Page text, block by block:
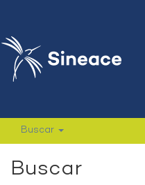
Buscar
Buscar